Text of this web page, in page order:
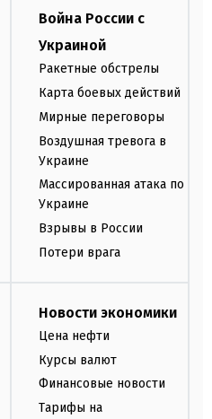
Война России с
Украиной
Ракетные обстрелы
Карта боевых действий
Мирные переговоры
Воздушная тревога в
Украине
Массированная атака по
Украине
Взрывы в России
Потери врага
Новости экономики
Цена нефти
Курсы валют
Финансовые новости
Тарифы на